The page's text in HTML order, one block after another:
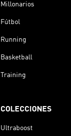
Millonarios
Fútbol
Running
Basketball
Training
COLECCIONES
Ultraboost